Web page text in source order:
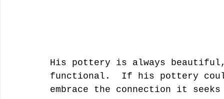
His pottery is always
functional.  If his pottery
embrace the connection it